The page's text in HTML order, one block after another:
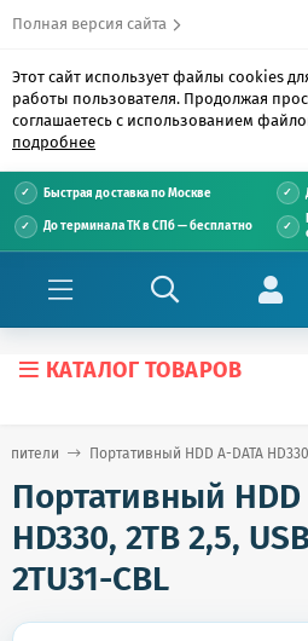
Полная версия сайта
Этот сайт использует файлы cookies
работы пользователя. Продолжая
соглашаетесь с использованием
подробнее
Быстрая доставка по Москве
До терминала ТК в СПб — бесплатно
КАТАЛОГ ТОВАРОВ
Портативный HDD A-DATA
Портативный HDD
HD330, 2TB 2,5,
2TU31-CBL